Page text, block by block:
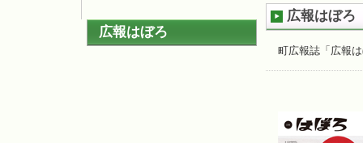
飛
ば
す
広報はぼろ
町広報誌「広報
広報はぼろ